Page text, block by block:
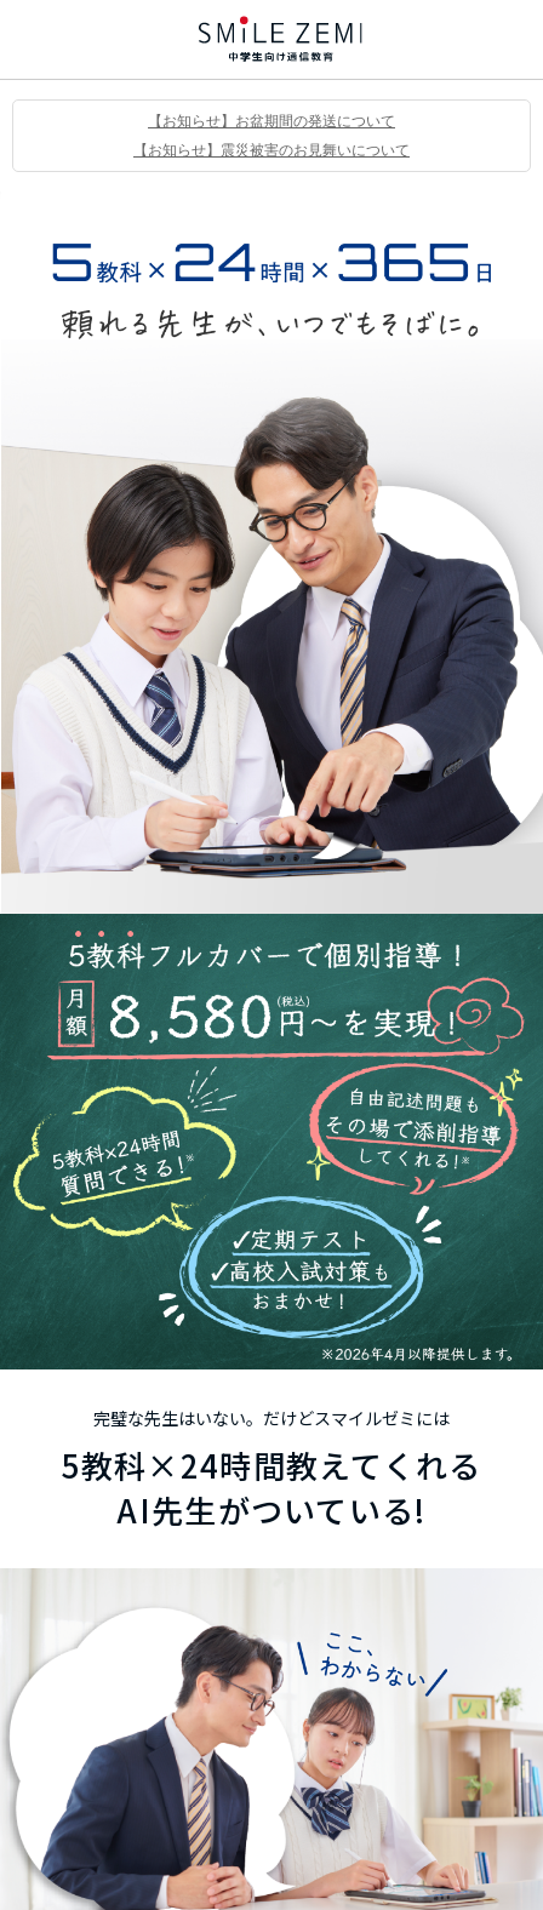
【お知らせ】お盆期間の発送について
【お知らせ】震災被害のお見舞いについて
完璧な先生はいない。だけどスマイルゼミには
5教科×24時間教えてくれる
AI先生がついている!